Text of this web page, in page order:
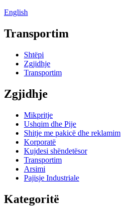
English
Transportim
Shtëpi
Zgjidhje
Transportim
Zgjidhje
Mikpritje
Ushqim dhe Pije
Shitje me pakicë dhe reklamim
Korporatë
Kujdesi shëndetësor
Transportim
Arsimi
Pajisje Industriale
Kategoritë